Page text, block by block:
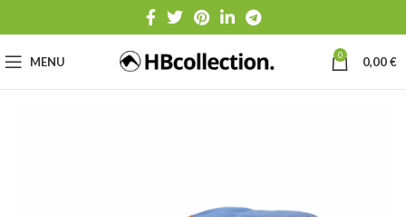
MENU 0 0,00€